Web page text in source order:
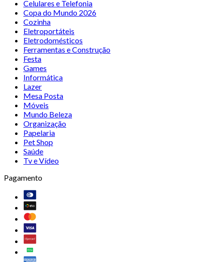
Celulares e Telefonia
Copa do Mundo 2026
Cozinha
Eletroportáteis
Eletrodomésticos
Ferramentas e Construção
Festa
Games
Informática
Lazer
Mesa Posta
Móveis
Mundo Beleza
Organização
Papelaria
Pet Shop
Saúde
Tv e Vídeo
Pagamento